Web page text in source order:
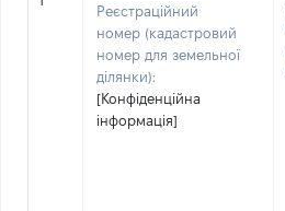
Реєстраційний
номер (кадастровий
номер для земельної
ділянки):
[Конфіденційна
інформація]